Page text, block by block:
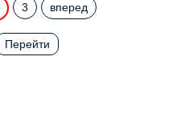
3 вперед
Перейти